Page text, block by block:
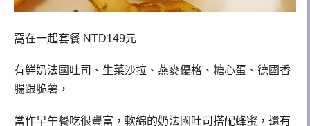
窩在一起套餐 NTD149元
有鮮奶法國吐司、生菜沙拉、燕麥優格、糖心蛋、德國香
腸跟脆薯，
當作早午餐吃很豐富，軟綿的奶法國吐司搭配蜂蜜，還有